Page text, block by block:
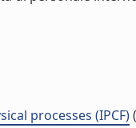
processes (IPCF)